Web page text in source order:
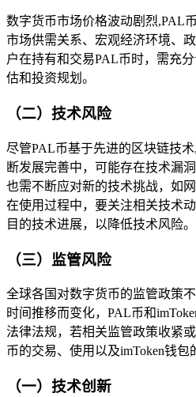
数字货币市场价格波动剧烈,PAL
市场供需关系、宏观经济环境、
户在持有和交易PAL币时，需充
估和投资规划。
（二）技术风险
尽管PAL币基于先进的区块链技
断发展完善中，可能存在技术漏
也需不断应对新的技术挑战，如
在使用过程中，要关注相关技术
目的技术进展，以降低技术风险。
（三）监管风险
全球各国对数字货币的监管政策
时间推移而变化，PAL币和
法律法规，若相关监管政策收紧
币的交易、使用以及imToken钱包
（一）技术创新